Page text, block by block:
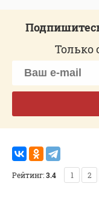
Только
Рейтинг:3.4 1 2